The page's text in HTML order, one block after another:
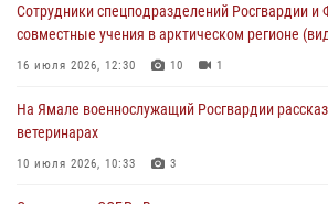
Директор Росгвардии Герой России генерал
поздравил специалистов подразделений тыла
праздником
Сотрудники СОБР «Варк» повышают боевое
30 июля 2026, 09:34 1
Сотрудники спецподразделений Росгвардии
совместные учения в арктическом регионе
16 июля 2026, 12:30 10 1
На Ямале военнослужащий Росгвардии
ветеринарах
10 июля 2026, 10:33 3